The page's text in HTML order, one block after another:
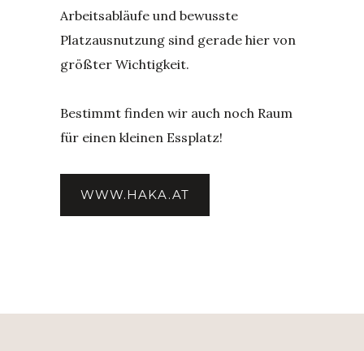
Arbeitsabläufe und bewusste
Platzausnutzung sind gerade hier von
größter Wichtigkeit.
Bestimmt finden wir auch noch Raum
für einen kleinen Essplatz!
WWW.HAKA.AT